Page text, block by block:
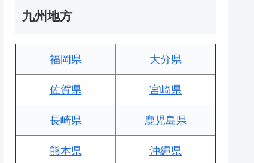
九州地方
福岡県 大分県
佐賀県 宮崎県
長崎県 鹿児島県
熊本県 沖縄県